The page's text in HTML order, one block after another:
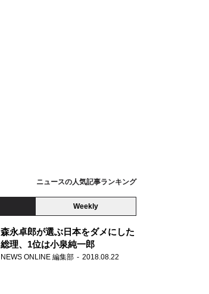
ニュースの人気記事ランキング
Weekly
森永卓郎が選ぶ日本をダメにした
総理、1位は小泉純一郎
NEWS ONLINE 編集部 2018.08.22